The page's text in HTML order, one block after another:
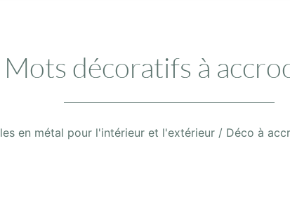
Mots décoratifs à
en métal pour l'intérieur et l'extérieur / Déco à